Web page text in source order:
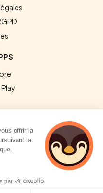
droits réservés.
offrir la
la
par
4 personnes
consultent
actuellement cette